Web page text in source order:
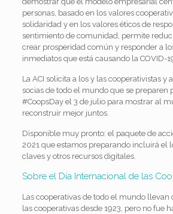
personas, basado en los valores
solidaridad y en los valores éticos de
sentimiento de comunidad, permite
crear prosperidad común y responder a
inmediatos que está causando la COVID-
La ACI solicita a los y las cooperativistas y
socias de todo el mundo que se preparen
#CoopsDay el 3 de julio para mostrar al
reconstruir mejor juntos.
Disponible muy pronto: el paquete de
2021 que estamos preparando incluirá el
claves y otros recursos digitales.
Sobre el Día Internacional de las
Las cooperativas de todo el mundo llevan
las cooperativas desde 1923, pero no fue